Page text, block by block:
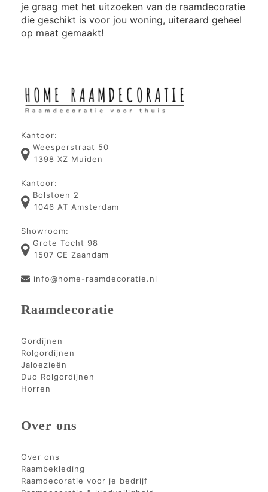
je graag met het uitzoeken van de raamdecoratie
die geschikt is voor jou woning, uiteraard geheel
op maat gemaakt!
Kantoor:
Weesperstraat 50
1398 XZ Muiden
Kantoor:
Bolstoen 2
1046 AT Amsterdam
Showroom:
Grote Tocht 98
1507 CE Zaandam
info@home-raamdecoratie.nl
Raamdecoratie
Gordijnen
Rolgordijnen
Jaloezieën
Duo Rolgordijnen
Horren
Over ons
Over ons
Raambekleding
Raamdecoratie voor je bedrijf